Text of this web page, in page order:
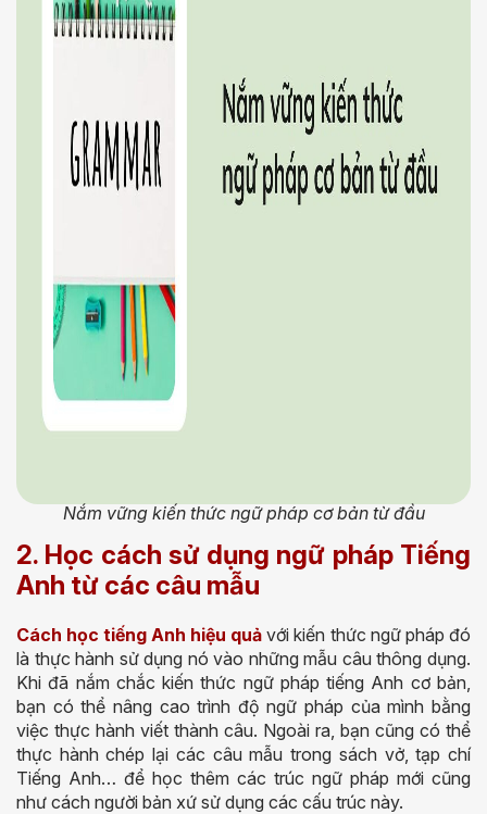
Nắm vững kiến thức ngữ pháp cơ bản từ đầu
2. Học cách sử dụng ngữ pháp Tiếng
Anh từ các câu mẫu
Cách học tiếng Anh hiệu quả với kiến thức ngữ pháp đó
là thực hành sử dụng nó vào những mẫu câu thông dụng.
Khi đã nắm chắc kiến thức ngữ pháp tiếng Anh cơ bản,
bạn có thể nâng cao trình độ ngữ pháp của mình bằng
việc thực hành viết thành câu. Ngoài ra, bạn cũng có thể
thực hành chép lại các câu mẫu trong sách vở, tạp chí
Tiếng Anh… để học thêm các trúc ngữ pháp mới cũng
như cách người bản xứ sử dụng các cấu trúc này.